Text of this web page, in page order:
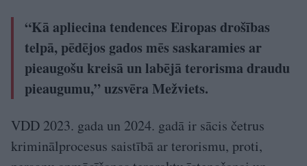
“Kā apliecina tendences Eiropas drošības
telpā, pēdējos gados mēs saskaramies ar
pieaugošu kreisā un labējā terorisma draudu
pieaugumu,” uzsvēra Mežviets.
VDD 2023. gada un 2024. gadā ir sācis četrus
kriminālprocesus saistībā ar terorismu, proti,